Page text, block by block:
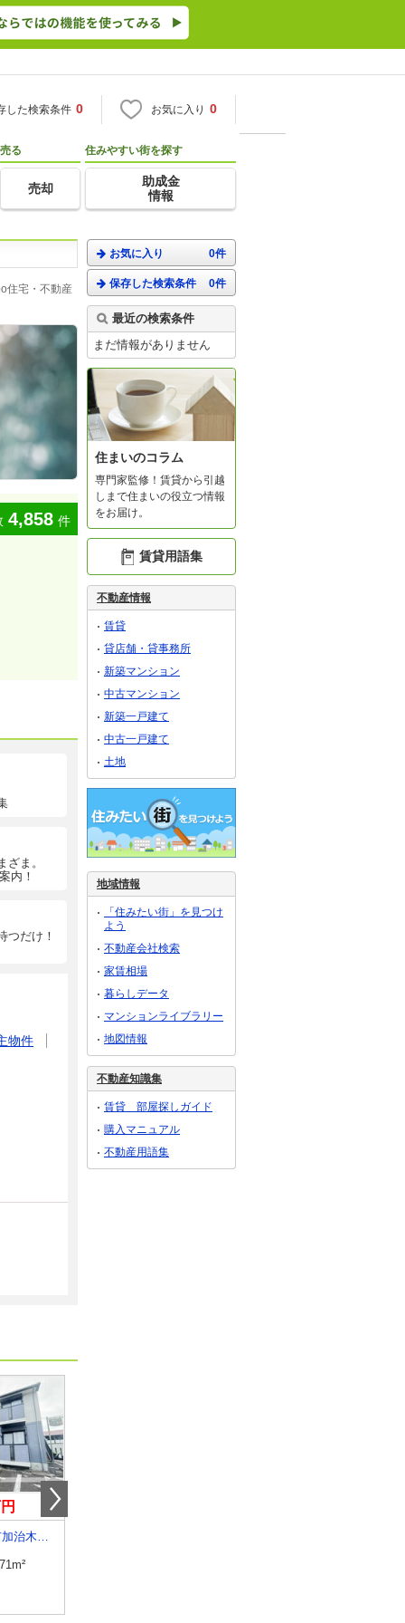
した検索条件 0 お気に入り 0
売る
売却
住みやすい街を探す
助成金
情報
住宅・不動産
4,858 件
ま。
内！
つだけ！
物件
鹿児島県姶良市加治木町反土
お気に入り 0件
保存した検索条件 0件
最近の検索条件
まだ情報がありません
住まいのコラム
専門家監修！賃貸から引越
しまで住まいの役立つ情報
をお届け。
賃貸用語集
不動産情報
賃貸
貸店舗・貸事務所
新築マンション
中古マンション
新築一戸建て
中古一戸建て
土地
地域情報
「住みたい街」を見つけ
よう
不動産会社検索
家賃相場
暮らしデータ
マンションライブラリー
地図情報
不動産知識集
賃貸 部屋探しガイド
購入マニュアル
不動産用語集